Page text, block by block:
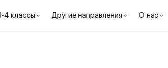
4 классы Другие направления О нас